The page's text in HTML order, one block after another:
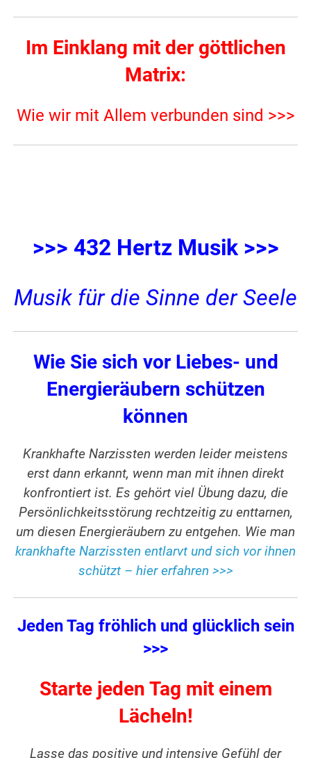
Im Einklang mit der göttlichen
Matrix:
Wie wir mit Allem verbunden sind >>>
>>> 432 Hertz Musik >>>
Musik für die Sinne der Seele
Wie Sie sich vor Liebes- und
Energieräubern schützen
können
Krankhafte Narzissten werden leider meistens
erst dann erkannt, wenn man mit ihnen direkt
konfrontiert ist. Es gehört viel Übung dazu, die
Persönlichkeitsstörung rechtzeitig zu enttarnen,
um diesen Energieräubern zu entgehen. Wie man
krankhafte Narzissten entlarvt und sich vor ihnen
schützt – hier erfahren >>>
Jeden Tag fröhlich und glücklich sein
>>>
Starte jeden Tag mit einem
Lächeln!
Lasse das positive und intensive Gefühl der